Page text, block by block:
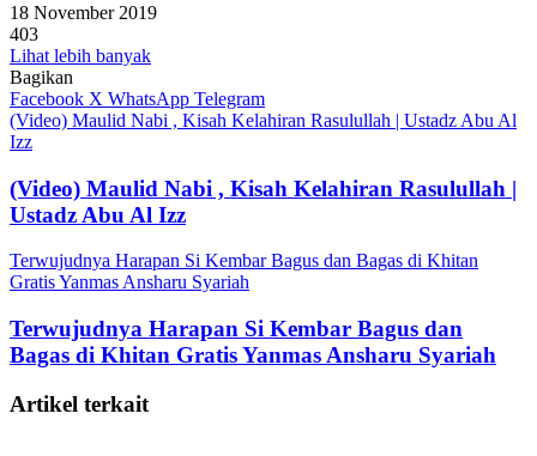
18 November 2019
403
Lihat lebih banyak
Bagikan
Facebook X WhatsApp Telegram
(Video) Maulid Nabi , Kisah Kelahiran Rasulullah | Ustadz Abu Al
Izz
(Video) Maulid Nabi , Kisah Kelahiran Rasulullah |
Ustadz Abu Al Izz
Terwujudnya Harapan Si Kembar Bagus dan Bagas di Khitan
Gratis Yanmas Ansharu Syariah
Terwujudnya Harapan Si Kembar Bagus dan
Bagas di Khitan Gratis Yanmas Ansharu Syariah
Artikel terkait